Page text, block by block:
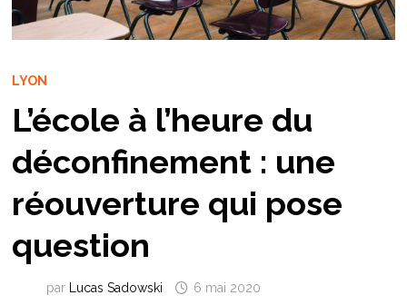
LYON
L’école à l’heure du
déconfinement : une
réouverture qui pose
question
par Lucas Sadowski 6 mai 2020